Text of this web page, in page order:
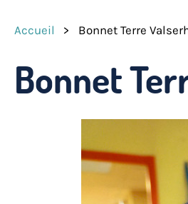
Accueil > Bonnet Terre
Bonnet